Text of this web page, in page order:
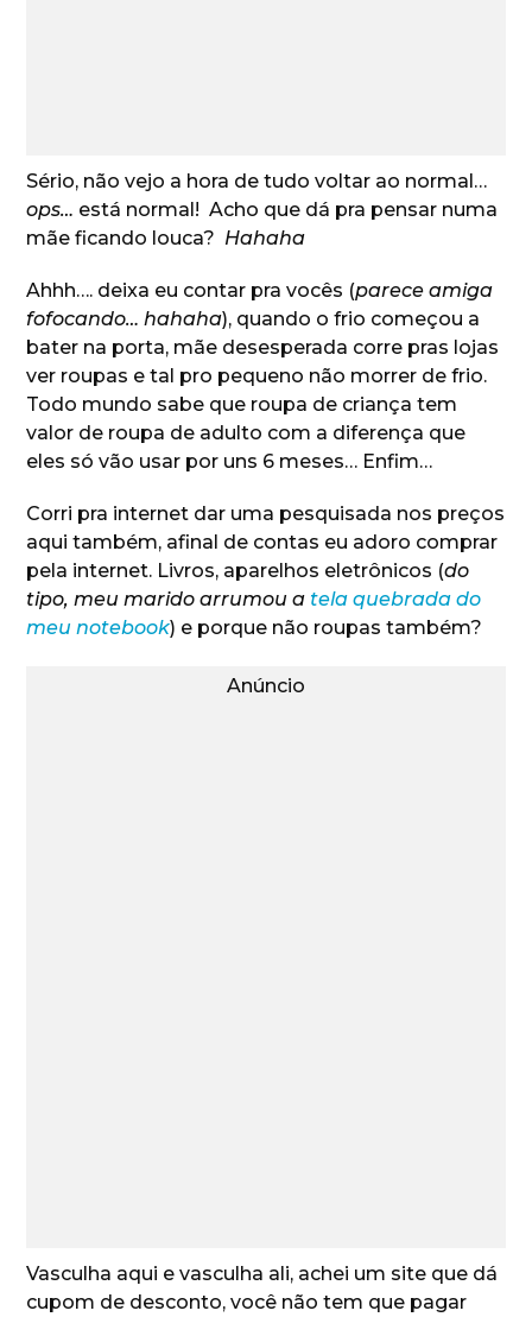
Sério, não vejo a hora de tudo voltar ao normal…
ops… está normal! Acho que dá pra pensar numa
mãe ficando louca? Hahaha
Ahhh…. deixa eu contar pra vocês (parece amiga
fofocando… hahaha), quando o frio começou a
bater na porta, mãe desesperada corre pras lojas
ver roupas e tal pro pequeno não morrer de frio.
Todo mundo sabe que roupa de criança tem
valor de roupa de adulto com a diferença que
eles só vão usar por uns 6 meses… Enfim…
Corri pra internet dar uma pesquisada nos preços
aqui também, afinal de contas eu adoro comprar
pela internet. Livros, aparelhos eletrônicos (do
tipo, meu marido arrumou a tela quebrada do
meu notebook) e porque não roupas também?
Anúncio
Vasculha aqui e vasculha ali, achei um site que dá
cupom de desconto, você não tem que pagar